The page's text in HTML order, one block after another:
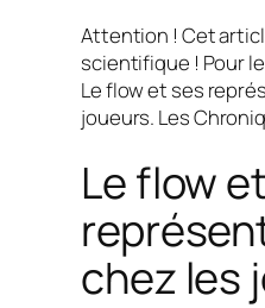
Attention ! Cet
scientifique ! Pour le
Le flow et ses
joueurs. Les
Le flow
chez les